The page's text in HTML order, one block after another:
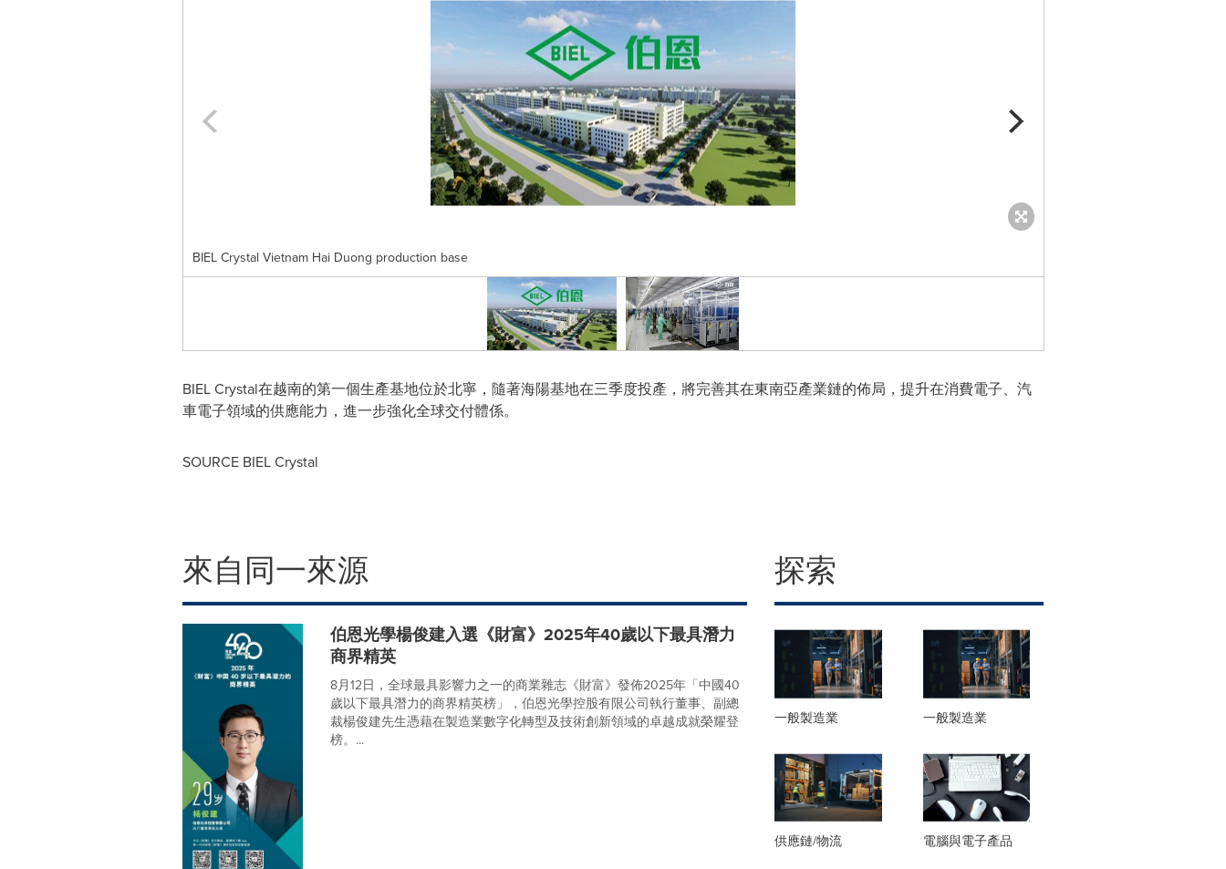
BIEL Crystal Vietnam Hai Duong production base
BIEL Crystal在越南的第一個生產基地位於北寧，隨著海陽基地在三季度投產，將完善其在東南亞產業鏈的佈局，提升在消費電子、汽
車電子領域的供應能力，進一步強化全球交付體係。
SOURCE BIEL Crystal
來自同一來源
伯恩光學楊俊建入選《財富》2025年40歲以下最具潛力
商界精英
8月12日，全球最具影響力之一的商業雜志《財富》發佈2025年「中國40
歲以下最具潛力的商界精英榜」，伯恩光學控股有限公司執行董事、副總
裁楊俊建先生憑藉在製造業數字化轉型及技術創新領域的卓越成就榮耀登
榜。...
探索
一般製造業 一般製造業
供應鏈/物流
電腦與電子產品